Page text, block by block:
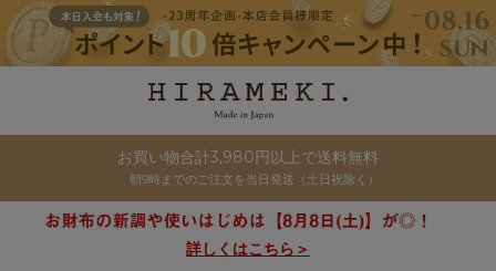
お買い物合計3,980円以上で送料無料
朝9時までのご注文を当日発送（土日祝除く）
詳しくはこちら＞